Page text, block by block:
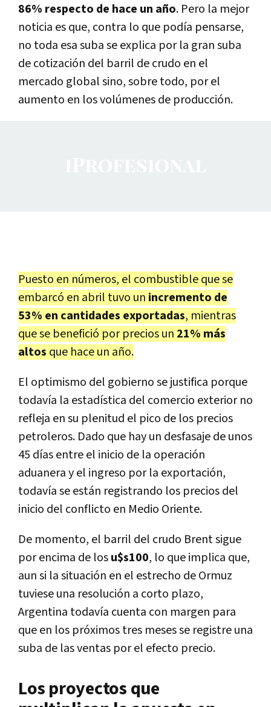
86% respecto de hace un año. Pero la mejor
noticia es que, contra lo que podía pensarse,
no toda esa suba se explica por la gran suba
de cotización del barril de crudo en el
mercado global sino, sobre todo, por el
aumento en los volúmenes de producción.
Puesto en números, el combustible que se
embarcó en abril tuvo un incremento de
53% en cantidades exportadas, mientras
que se benefició por precios un 21% más
altos que hace un año.
El optimismo del gobierno se justifica porque
todavía la estadística del comercio exterior no
refleja en su plenitud el pico de los precios
petroleros. Dado que hay un desfasaje de unos
45 días entre el inicio de la operación
aduanera y el ingreso por la exportación,
todavía se están registrando los precios del
inicio del conflicto en Medio Oriente.
De momento, el barril del crudo Brent sigue
por encima de losu$s100, lo que implica que,
aun si la situación en el estrecho de Ormuz
tuviese una resolución a corto plazo,
Argentina todavía cuenta con margen para
que en los próximos tres meses se registre una
suba de las ventas por el efecto precio.
Los proyectos que